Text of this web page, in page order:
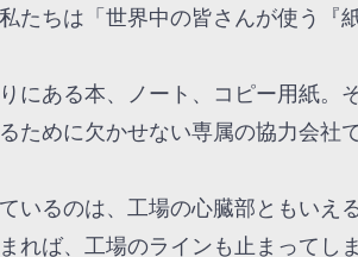
たちは「世界中の皆さんが使う『
にある本、ノート、コピー用紙
ために欠かせない専属の協力会社
いるのは、工場の心臓部ともいえ
まれば、工場のラインも止まって